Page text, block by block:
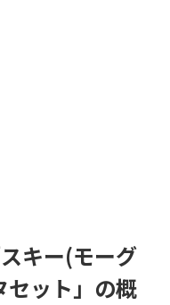
キー(モーグ
セット」の概